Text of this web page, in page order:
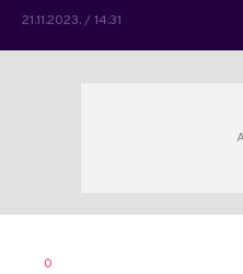
21.11.2023. / 14:31
AUTOR
0